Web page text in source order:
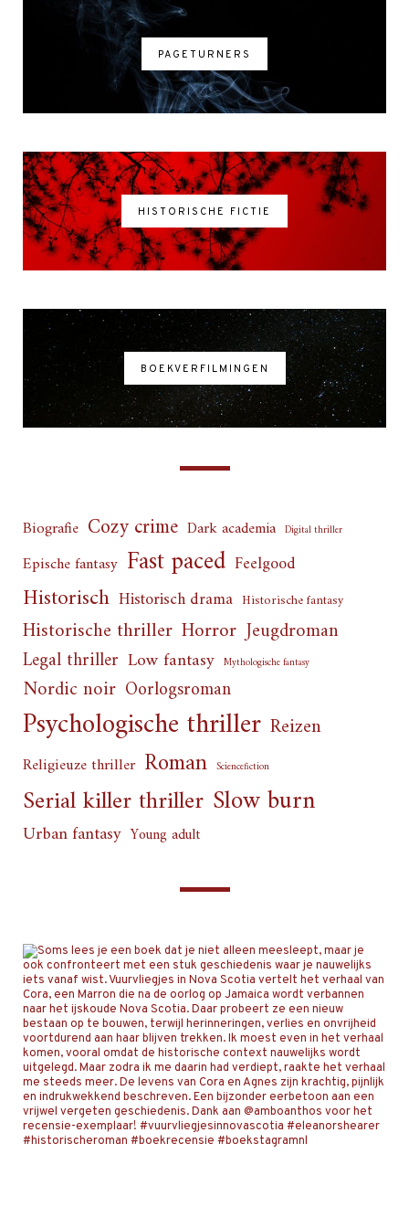
PAGETURNERS
HISTORISCHE FICTIE
BOEKVERFILMINGEN
Biografie Cozy crime Dark academia Digital thriller
Epische fantasy Fast paced Feelgood
Historisch Historisch drama Historische fantasy
Historische thriller Horror Jeugdroman
Legal thriller Low fantasy Mythologische fantasy
Nordic noir Oorlogsroman
Psychologische thriller Reizen
Religieuze thriller Roman Sciencefiction
Serial killer thriller Slow burn
Urban fantasy Young adult